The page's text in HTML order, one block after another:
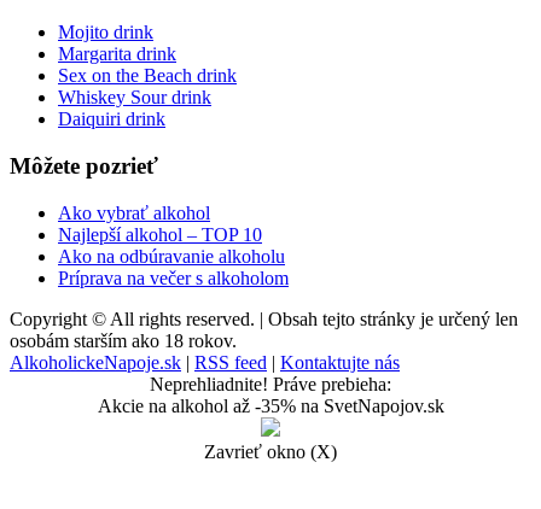
Mojito drink
Margarita drink
Sex on the Beach drink
Whiskey Sour drink
Daiquiri drink
Môžete pozrieť
Ako vybrať alkohol
Najlepší alkohol – TOP 10
Ako na odbúravanie alkoholu
Príprava na večer s alkoholom
Copyright © All rights reserved. | Obsah tejto stránky je určený len
osobám starším ako 18 rokov.
AlkoholickeNapoje.sk | RSS feed | Kontaktujte nás
Neprehliadnite! Práve prebieha:
Akcie na alkohol až -35% na SvetNapojov.sk
Zavrieť okno (X)